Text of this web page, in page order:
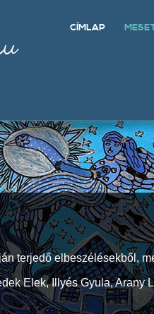
CÍMLAP
terjedő elbeszélésekből,
Elek, Illyés Gyula, Arany